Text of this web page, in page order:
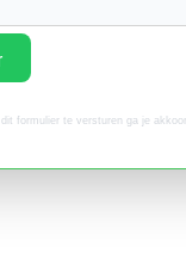
dit formulier te versturen ga je